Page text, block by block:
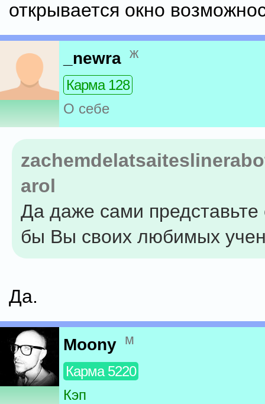
открывается окно
_newra ж
Карма 128
О себе
arol
Да даже сами представьте
бы Вы своих любимых
Да.
Moony м
Карма 5220
Кэп